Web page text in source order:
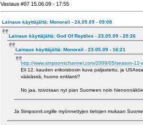
Vastaus #97 15.06.09 - 17:55
Lainaus käyttäjältä: Monorail - 24.05.09 - 09:08
Lainaus käyttäjältä: God Of Reptiles - 23.05.09 - 20:26
Lainaus käyttäjältä: Monorail - 23.05.09 - 16:21
http://www.simpsonschannel.com/2009/05/season-12-
Eli 12. kauden erikoisboxin kuva paljastettu, ja
väärässä, huono enklanti?
No jaa, toivotaan nyt pian Suomeen noin
Ja Simpsonit.orgille myönnettyjen tietojen mukaan